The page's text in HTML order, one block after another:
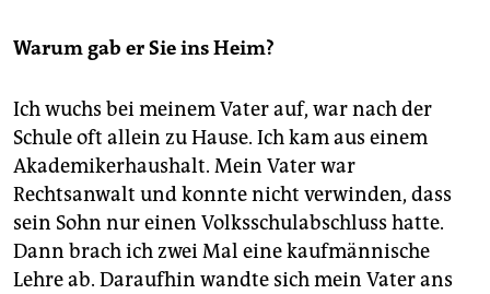
Warum gab er Sie ins Heim?
Ich wuchs bei meinem Vater auf, war nach der
Schule oft allein zu Hause. Ich kam aus einem
Akademikerhaushalt. Mein Vater war
Rechtsanwalt und konnte nicht verwinden, dass
sein Sohn nur einen Volksschulabschluss hatte.
Dann brach ich zwei Mal eine kaufmännische
Lehre ab. Daraufhin wandte sich mein Vater ans